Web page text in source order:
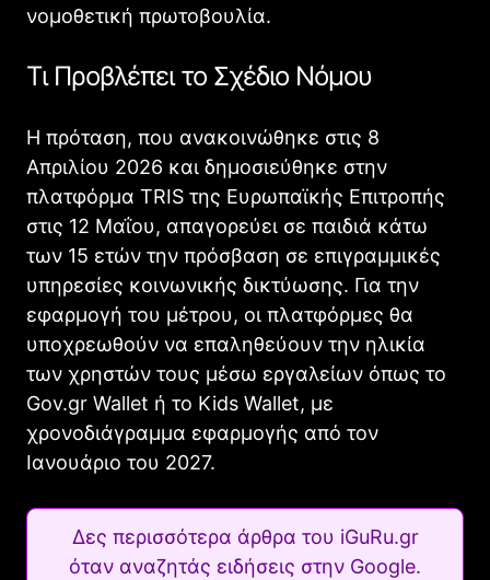
νομοθετική πρωτοβουλία.
Τι Προβλέπει το Σχέδιο Νόμου
Η πρόταση, που ανακοινώθηκε στις 8
Απριλίου 2026 και δημοσιεύθηκε στην
πλατφόρμα TRIS της Ευρωπαϊκής Επιτροπής
στις 12 Μαΐου, απαγορεύει σε παιδιά κάτω
των 15 ετών την πρόσβαση σε επιγραμμικές
υπηρεσίες κοινωνικής δικτύωσης. Για την
εφαρμογή του μέτρου, οι πλατφόρμες θα
υποχρεωθούν να επαληθεύουν την ηλικία
των χρηστών τους μέσω εργαλείων όπως το
Gov.gr Wallet ή το Kids Wallet, με
χρονοδιάγραμμα εφαρμογής από τον
Ιανουάριο του 2027.
Δες περισσότερα άρθρα του iGuRu.gr
όταν αναζητάς ειδήσεις στην Google.